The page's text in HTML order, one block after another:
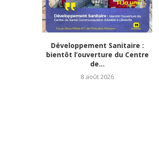
Développement Sanitaire :
bientôt l’ouverture du Centre
de...
8 août 2026